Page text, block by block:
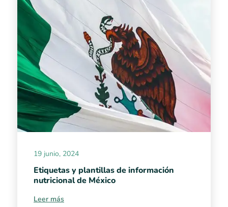
19 junio, 2024
Etiquetas y plantillas de información
nutricional de México
Leer más